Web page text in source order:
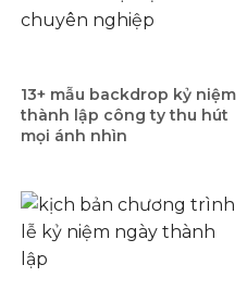
13+ mẫu backdrop kỷ niệm
thành lập công ty thu hút
mọi ánh nhìn